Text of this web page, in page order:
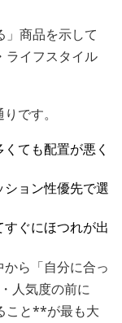
商品を示して
ライフスタイル
です。
ても配置が悪く
ョン性優先で選
ぐにほつれが出
ら「自分に合っ
人気度の前に
こと**が最も大